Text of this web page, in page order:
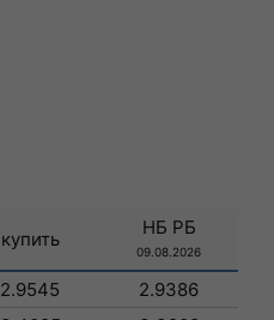
купить
НБ РБ
09.08.2026
2.9545
2.9386